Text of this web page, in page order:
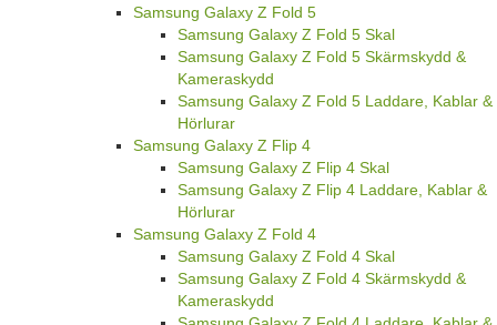
Samsung Galaxy Z Fold 5
Samsung Galaxy Z Fold 5 Skal
Samsung Galaxy Z Fold 5 Skärmskydd &
Kameraskydd
Samsung Galaxy Z Fold 5 Laddare, Kablar &
Hörlurar
Samsung Galaxy Z Flip 4
Samsung Galaxy Z Flip 4 Skal
Samsung Galaxy Z Flip 4 Laddare, Kablar &
Hörlurar
Samsung Galaxy Z Fold 4
Samsung Galaxy Z Fold 4 Skal
Samsung Galaxy Z Fold 4 Skärmskydd &
Kameraskydd